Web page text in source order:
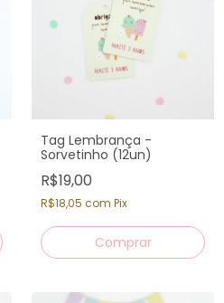
Tag Lembrança -
Sorvetinho (12un)
R$19,00
R$18,05 com Pix